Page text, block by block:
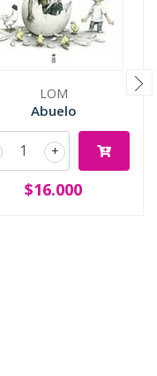
LOM
Abuelo
+
$16.000